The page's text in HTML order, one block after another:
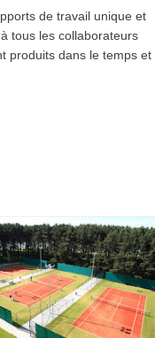
de travail unique et
tous les collaborateurs
produits dans le temps et